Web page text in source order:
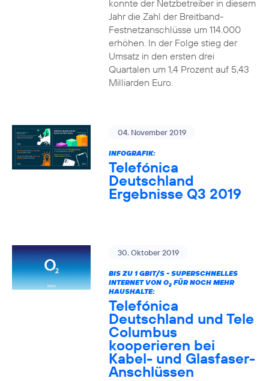
konnte der Netzbetreiber in diesem
Jahr die Zahl der Breitband-
Festnetzanschlüsse um 114.000
erhöhen. In der Folge stieg der
Umsatz in den ersten drei
Quartalen um 1,4 Prozent auf 5,43
Milliarden Euro.
04. November 2019
INFOGRAFIK:
Telefónica
Deutschland
Ergebnisse Q3 2019
30. Oktober 2019
BIS ZU 1 GBIT/S - SUPERSCHNELLES
INTERNET VON O2FÜR NOCH MEHR
HAUSHALTE:
Telefónica
Deutschland und Tele
Columbus
kooperieren bei
Kabel- und Glasfaser-
Anschlüssen